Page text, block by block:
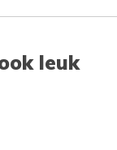
leuk